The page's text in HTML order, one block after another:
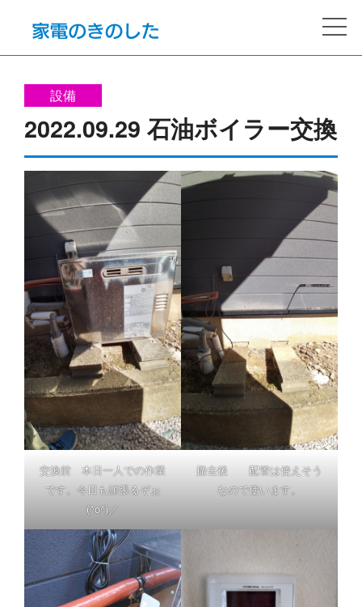
設備
2022.09.29 石油ボイラー交換
交換前 本日一人での作業
です。今日も頑張るぞぉ
(^o^)／
撤去後 配管は使えそう
なので使います。